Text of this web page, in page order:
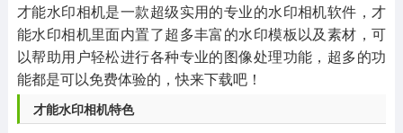
才能水印相机是一款超级实用的专业的水印相机软件，才
能水印相机里面内置了超多丰富的水印模板以及素材，可
以帮助用户轻松进行各种专业的图像处理功能，超多的功
能都是可以免费体验的，快来下载吧！
才能水印相机特色